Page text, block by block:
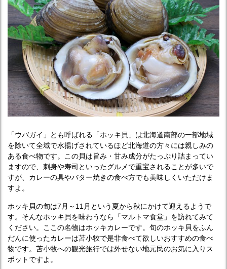
「ウバガイ」とも呼ばれる「ホッキ貝」は北海道南部の一部地域
を除いて全域で水揚げされているほど北海道の方々には親しみの
ある食べ物です。この貝は旨み・甘み成分がたっぷり詰まってい
ますので、刺身や寿司といったグルメで重宝されることが多いで
すが、カレーの具やバター焼きの食べ方でも美味しくいただけま
すよ。
ホッキ貝の旬は7月～11月という夏から秋にかけて迎えるようで
す。そんなホッキ貝を味わうなら「マルトマ食堂」を訪れてみて
ください。ここの名物はホッキカレーです。旬のホッキ貝をふん
だんに使ったカレーは苫小牧で是非食べて欲しいおすすめの食べ
物です。苫小牧への観光旅行では外せない地元民のお気に入りス
ポットですよ。